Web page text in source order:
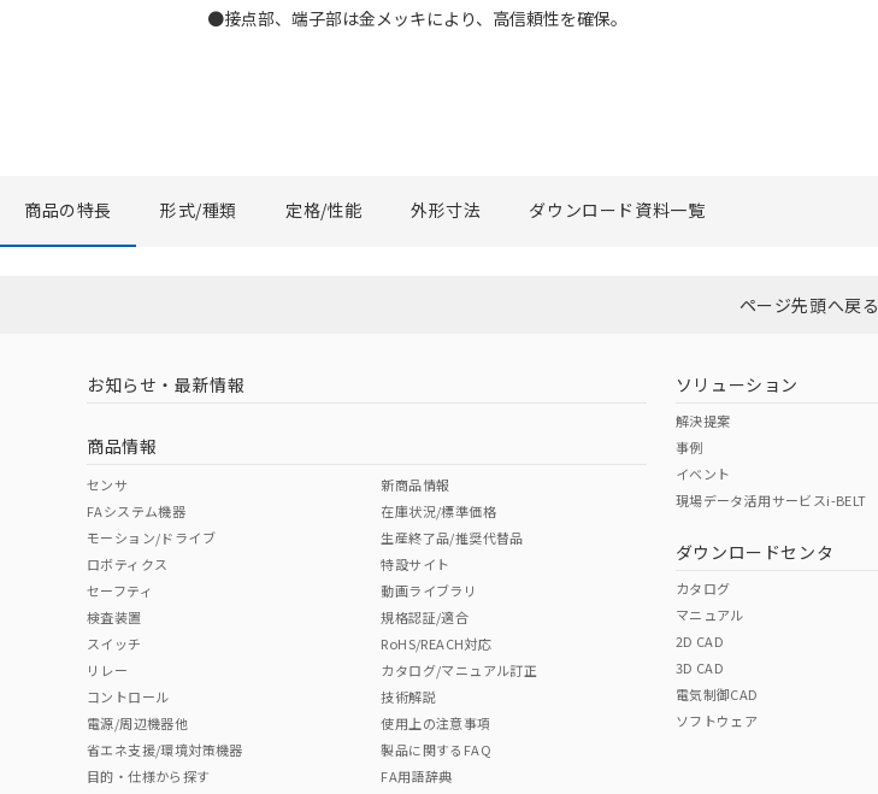
●接点部、端子部は金メッキにより、高信頼性を確保。
商品の特長 形式/種類 定格/性能 外形寸法 ダウンロード資料一覧
ページ先頭へ戻る
お知らせ・最新情報
商品情報
センサ
FAシステム機器
モーション/ドライブ
ロボティクス
セーフティ
検査装置
スイッチ
リレー
コントロール
電源/周辺機器他
省エネ支援/環境対策機器
目的・仕様から探す
新商品情報
在庫状況/標準価格
生産終了品/推奨代替品
特設サイト
動画ライブラリ
規格認証/適合
RoHS/REACH対応
カタログ/マニュアル訂正
技術解説
使用上の注意事項
製品に関するFAQ
FA用語辞典
ソリューション
解決提案
事例
イベント
現場データ活用サービスi-BELT
ダウンロードセンタ
カタログ
マニュアル
2D CAD
3D CAD
電気制御CAD
ソフトウェア